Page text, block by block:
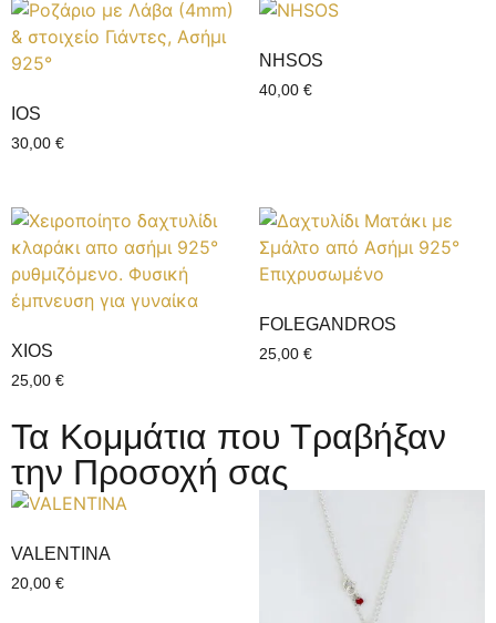
IOS
30,00 €
NHSOS
40,00 €
XIOS
25,00 €
FOLEGANDROS
25,00 €
Τα Κομμάτια που Τραβήξαν
την Προσοχή σας
VALENTINΑ
20,00 €